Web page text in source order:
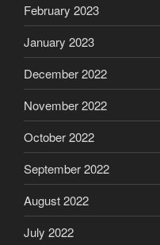
February 2023
January 2023
December 2022
November 2022
October 2022
September 2022
August 2022
July 2022